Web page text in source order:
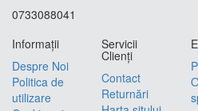
0733088041
Informaţii
Despre Noi
Politica de
utilizare
Servicii
Clienţi
Contact
Returnări